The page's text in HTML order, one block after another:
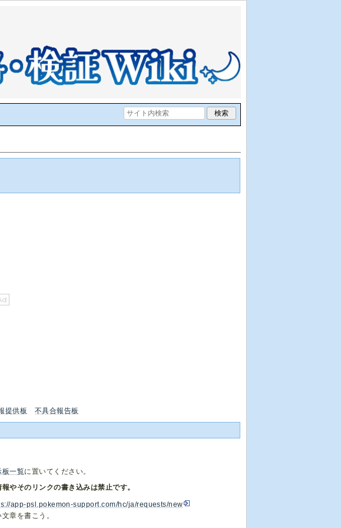
提供板 不具合報告板
板一覧に置いてください。
やそのリンクの書き込みは禁止です。
app-psl.pokemon-support.com/hc/ja/requests/new
章を書こう。